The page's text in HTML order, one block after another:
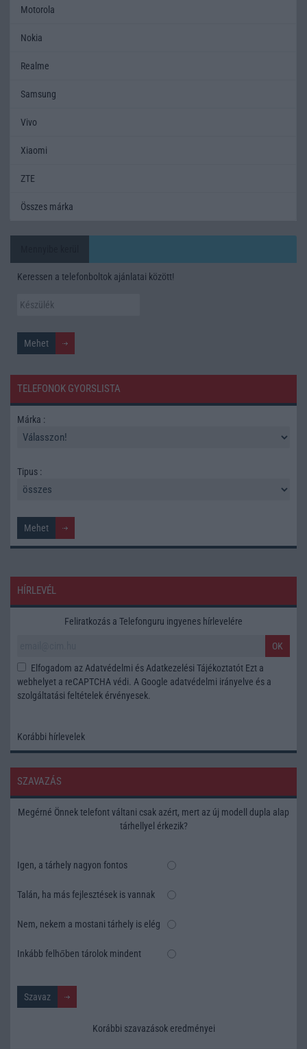
Motorola
Nokia
Realme
Samsung
Vivo
Xiaomi
ZTE
Összes márka
Keressen a telefonboltok ajánlatai között!
TELEFONOK GYORSLISTA
Márka :
Tipus :
HÍRLEVÉL
Feliratkozás a Telefonguru ingyenes hírlevelére
OK
Elfogadom az Adatvédelmi és Adatkezelési Tájékoztatót Ezt a
webhelyet a reCAPTCHA védi. A Google adatvédelmi irányelve és a
szolgáltatási feltételek érvényesek.
Korábbi hírlevelek
SZAVAZÁS
Megérné Önnek telefont váltani csak azért, mert az új modell dupla alap
tárhellyel érkezik?
Igen, a tárhely nagyon fontos
Talán, ha más fejlesztések is vannak
Nem, nekem a mostani tárhely is elég
Inkább felhőben tárolok mindent
Korábbi szavazások eredményei